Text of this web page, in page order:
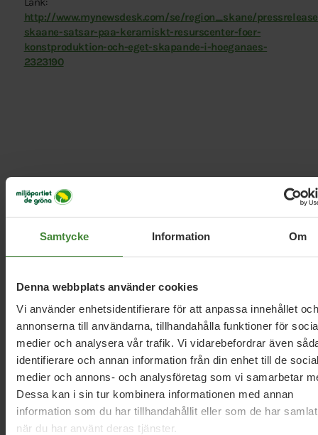
Samtycke Information Om
Denna webbplats använder cookies
Vi använder enhetsidentifierare för att anpassa innehållet och
annonserna till användarna, tillhandahålla funktioner för
medier och analysera vår trafik. Vi vidarebefordrar även
identifierare och annan information från din enhet till de
medier och annons- och analysföretag som vi samarbetar
Dessa kan i sin tur kombinera informationen med annan
information som du har tillhandahållit eller som de har
när du har använt deras tjänster.
http://www.mynewsdesk.com/se/region_skane/
skaane-satsar-paa-keramiskt-resurscenter-foer-
konstproduktion-och-eget-skapande-i-hoeganaes-
2323190
Relaterade nyheter
vårdcentral?
Skåne, 25 januari 2019
Alliansen raserar kulturen i Skåne
Skåne, 11 december 2018